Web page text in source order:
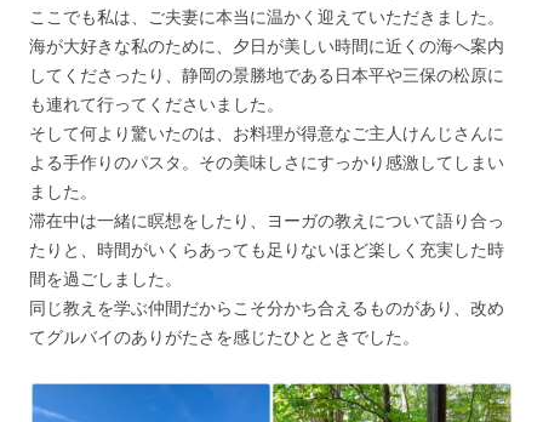
ここでも私は、ご夫妻に本当に温かく迎えていただきました。
海が大好きな私のために、夕日が美しい時間に近くの海へ案内
してくださったり、静岡の景勝地である日本平や三保の松原に
も連れて行ってくださいました。
そして何より驚いたのは、お料理が得意なご主人けんじさんに
よる手作りのパスタ。その美味しさにすっかり感激してしまい
ました。
滞在中は一緒に瞑想をしたり、ヨーガの教えについて語り合っ
たりと、時間がいくらあっても足りないほど楽しく充実した時
間を過ごしました。
同じ教えを学ぶ仲間だからこそ分かち合えるものがあり、改め
てグルバイのありがたさを感じたひとときでした。